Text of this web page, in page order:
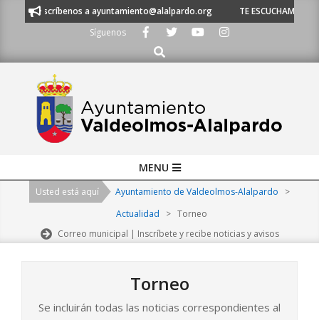
escríbenos a ayuntamiento@alalpardo.org
TE ESCUCHAMOS -
Síguenos
Buscar
Navigation
MENU
Usted está aquí Ayuntamiento de Valdeolmos-Alalpardo
>
Actualidad
> Torneo
Correo municipal | Inscríbete y recibe noticias y avisos
Torneo
Se incluirán todas las noticias correspondientes al